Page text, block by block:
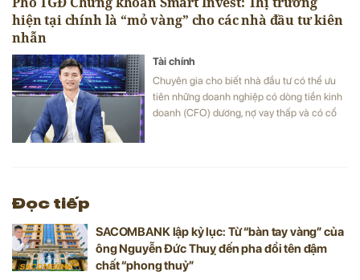
hiện tại chính là “mỏ vàng” cho các nhà đầu tư kiên
nhẫn
Tài chính
Chuyên gia cho biết nhà đầu tư có thể ưu
tiên những doanh nghiệp có dòng tiền kinh
doanh (CFO) dương, nợ vay thấp và có cổ
Đọc tiếp
SACOMBANK lập kỷ lục: Từ “bàn tay vàng” của
ông Nguyễn Đức Thuỵ đến pha đổi tên đậm
chất “phong thuỷ”